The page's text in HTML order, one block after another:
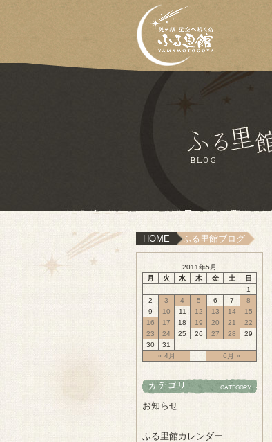
HOME
ふる里館ブログ
2011年5月
月
火 水 木 金 土 日
« 4月 6月 »
1
2
3 4 5 6 7
8
9
10 11 12 13 14
15
16
17 18 19 20 21
22
23
24 25 26 27 28
29
30
31
お知らせ
ふる里館カレンダー